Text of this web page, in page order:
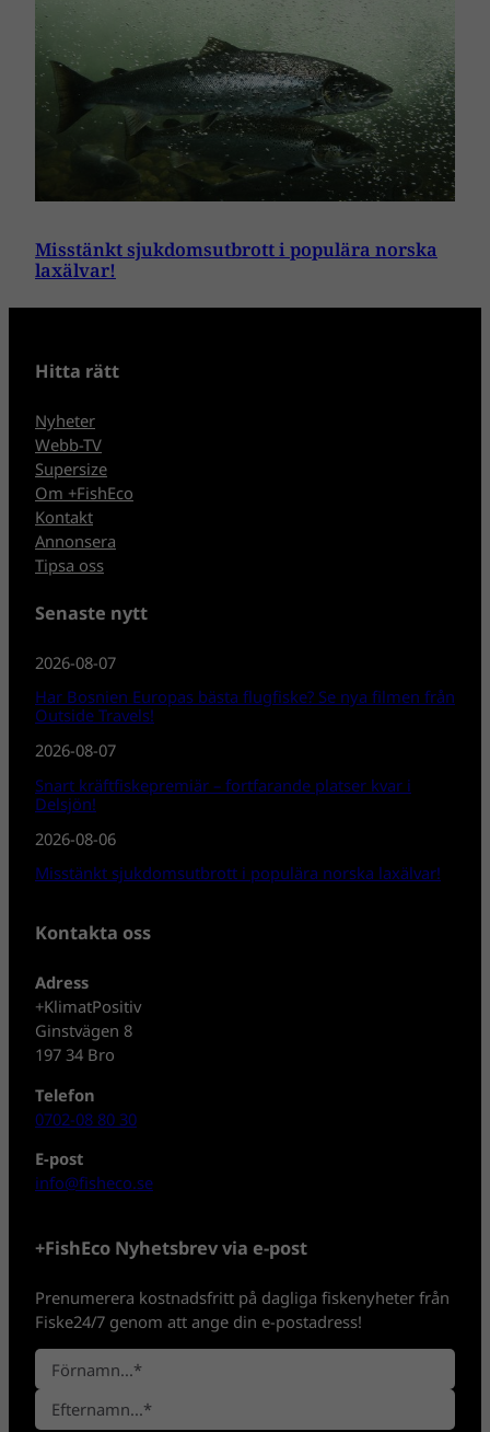
Misstänkt sjukdomsutbrott i populära norska
laxälvar!
Hitta rätt
Nyheter
Webb-TV
Supersize
Om +FishEco
Kontakt
Annonsera
Tipsa oss
Senaste nytt
2026-08-07
Har Bosnien Europas bästa flugfiske? Se nya filmen från
Outside Travels!
2026-08-07
Snart kräftfiskepremiär – fortfarande platser kvar i
Delsjön!
2026-08-06
Misstänkt sjukdomsutbrott i populära norska laxälvar!
Kontakta oss
Adress
+KlimatPositiv
Ginstvägen 8
197 34 Bro
Telefon
0702-08 80 30
E-post
info@fisheco.se
+FishEco Nyhetsbrev via e-post
Prenumerera kostnadsfritt på dagliga fiskenyheter från
Fiske24/7 genom att ange din e-postadress!
N
a
F
ö